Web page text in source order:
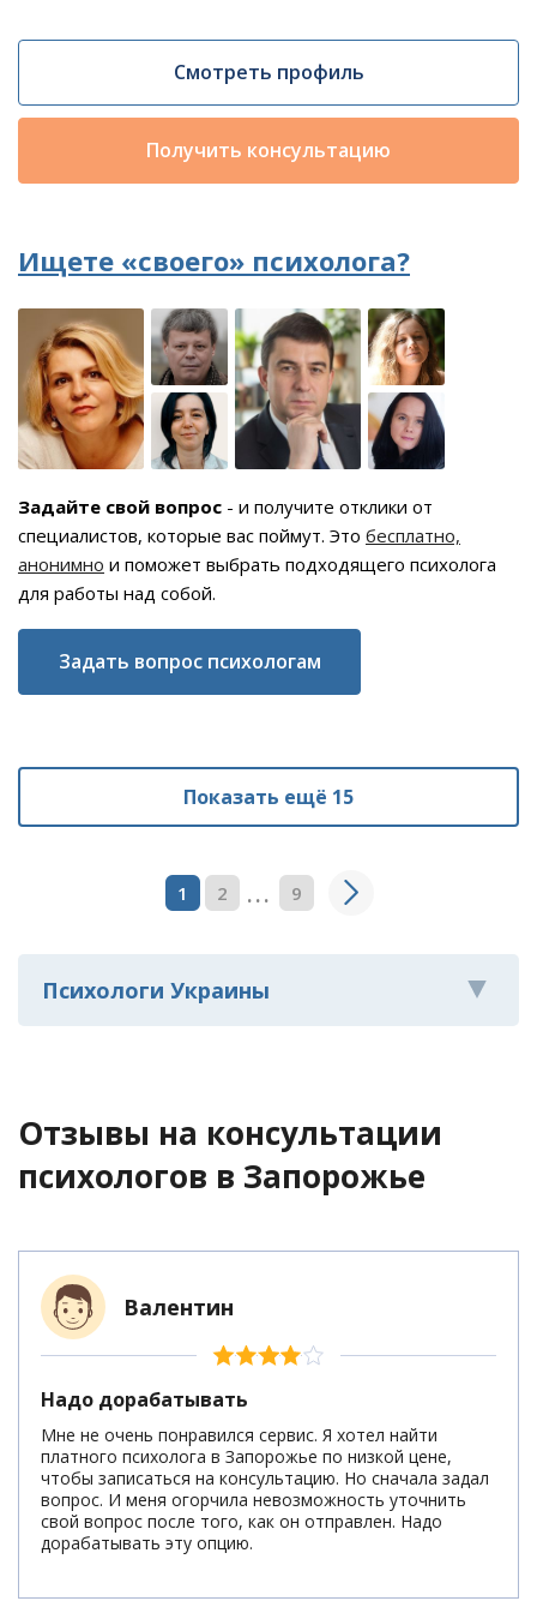
Смотреть профиль
Получить консультацию
Ищете «своего» психолога?
Задайте свой вопрос - и получите отклики от
специалистов, которые вас поймут. Это бесплатно,
анонимно и поможет выбрать подходящего психолога
для работы над собой.
Задать вопрос психологам
Показать ещё 15
1 2 ... 9
Психологи Украины
Отзывы на консультации
психологов в Запорожье
Валентин
Надо дорабатывать
Мне не очень понравился сервис. Я хотел найти
платного психолога в Запорожье по низкой цене,
чтобы записаться на консультацию. Но сначала задал
вопрос. И меня огорчила невозможность уточнить
свой вопрос после того, как он отправлен. Надо
дорабатывать эту опцию.